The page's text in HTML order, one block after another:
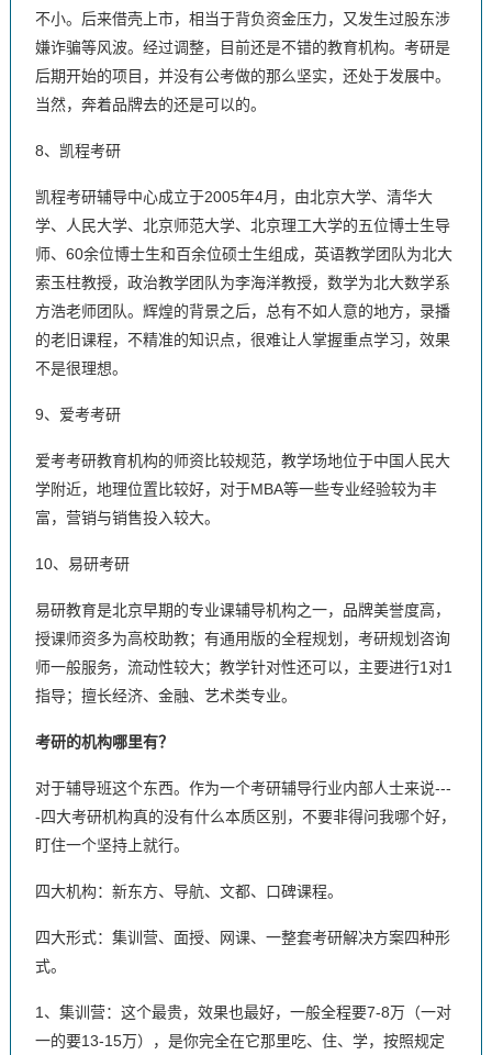
不小。后来借壳上市，相当于背负资金压力，又发生过股东涉
嫌诈骗等风波。经过调整，目前还是不错的教育机构。考研是
后期开始的项目，并没有公考做的那么坚实，还处于发展中。
当然，奔着品牌去的还是可以的。
8、凯程考研
凯程考研辅导中心成立于2005年4月，由北京大学、清华大
学、人民大学、北京师范大学、北京理工大学的五位博士生导
师、60余位博士生和百余位硕士生组成，英语教学团队为北大
索玉柱教授，政治教学团队为李海洋教授，数学为北大数学系
方浩老师团队。辉煌的背景之后，总有不如人意的地方，录播
的老旧课程，不精准的知识点，很难让人掌握重点学习，效果
不是很理想。
9、爱考考研
爱考考研教育机构的师资比较规范，教学场地位于中国人民大
学附近，地理位置比较好，对于MBA等一些专业经验较为丰
富，营销与销售投入较大。
10、易研考研
易研教育是北京早期的专业课辅导机构之一，品牌美誉度高，
授课师资多为高校助教；有通用版的全程规划，考研规划咨询
师一般服务，流动性较大；教学针对性还可以，主要进行1对1
指导；擅长经济、金融、艺术类专业。
考研的机构哪里有？
对于辅导班这个东西。作为一个考研辅导行业内部人士来说---
-四大考研机构真的没有什么本质区别，不要非得问我哪个好，
盯住一个坚持上就行。
四大机构：新东方、导航、文都、口碑课程。
四大形式：集训营、面授、网课、一整套考研解决方案四种形
式。
1、集训营：这个最贵，效果也最好，一般全程要7-8万（一对
一的要13-15万），是你完全在它那里吃、住、学，按照规定